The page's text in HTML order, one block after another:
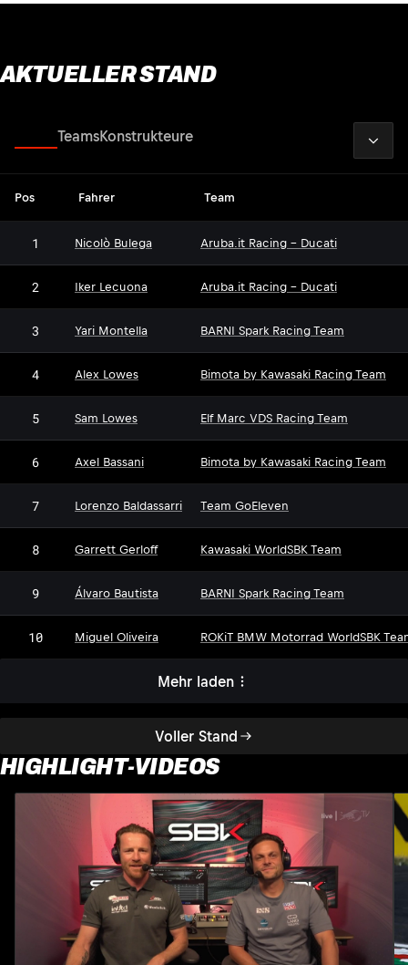
AKTUELLER STAND
Voller Stand
TeamsKonstrukteure
Pos Fahrer Team
1 Nicolò Bulega Aruba.it Racing - Ducati
2 Iker Lecuona Aruba.it Racing - Ducati
3 Yari Montella BARNI Spark Racing Team
4 Alex Lowes Bimota by Kawasaki Racing Team
5 Sam Lowes Elf Marc VDS Racing Team
6 Axel Bassani Bimota by Kawasaki Racing Team
7 Lorenzo Baldassarri Team GoEleven
8 Garrett Gerloff Kawasaki WorldSBK Team
9 Álvaro Bautista BARNI Spark Racing Team
10 Miguel Oliveira ROKiT BMW Motorrad WorldSBK
Mehr laden
HIGHLIGHT-VIDEOS